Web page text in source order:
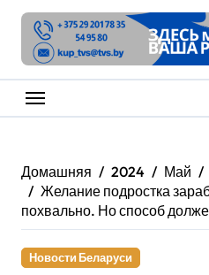
Домашняя 2024 Май
Желание подростка
похвально. Но способ
Новости Беларуси